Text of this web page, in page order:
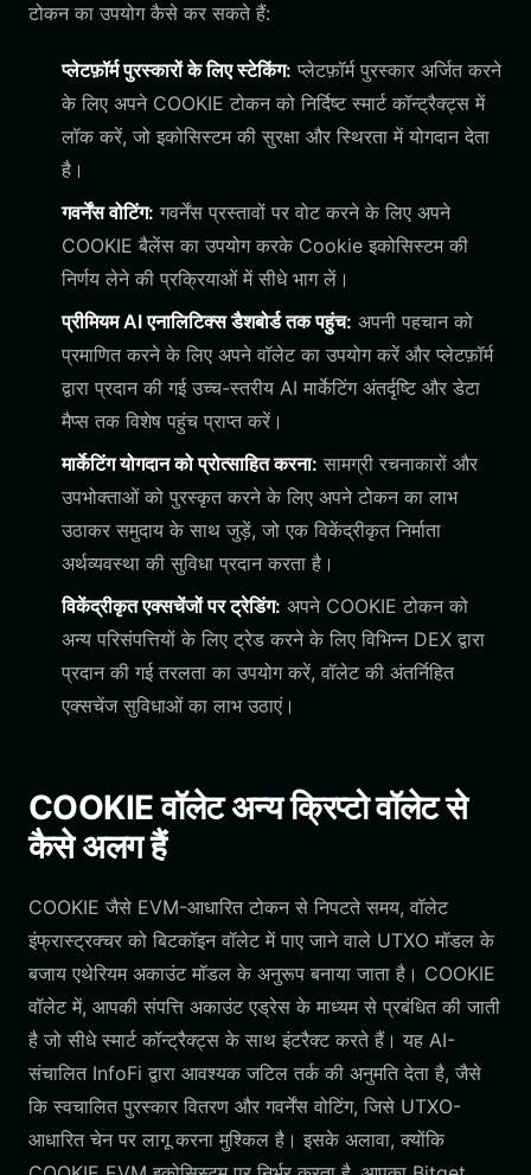
टोकन का उपयोग कैसे कर सकते हैं:
प्लेटफ़ॉर्म पुरस्कारों के लिए स्टेकिंग: प्लेटफ़ॉर्म पुरस्कार अर्जित करने
के लिए अपने COOKIE टोकन को निर्दिष्ट स्मार्ट कॉन्ट्रैक्ट्स में
लॉक करें, जो इकोसिस्टम की सुरक्षा और स्थिरता में योगदान देता
है।
गवर्नेंस वोटिंग: गवर्नेंस प्रस्तावों पर वोट करने के लिए अपने
COOKIE बैलेंस का उपयोग करके Cookie इकोसिस्टम की
निर्णय लेने की प्रक्रियाओं में सीधे भाग लें।
प्रीमियम AI एनालिटिक्स डैशबोर्ड तक पहुंच: अपनी पहचान को
प्रमाणित करने के लिए अपने वॉलेट का उपयोग करें और प्लेटफ़ॉर्म
द्वारा प्रदान की गई उच्च-स्तरीय AI मार्केटिंग अंतर्दृष्टि और डेटा
मैप्स तक विशेष पहुंच प्राप्त करें।
मार्केटिंग योगदान को प्रोत्साहित करना: सामग्री रचनाकारों और
उपभोक्ताओं को पुरस्कृत करने के लिए अपने टोकन का लाभ
उठाकर समुदाय के साथ जुड़ें, जो एक विकेंद्रीकृत निर्माता
अर्थव्यवस्था की सुविधा प्रदान करता है।
विकेंद्रीकृत एक्सचेंजों पर ट्रेडिंग: अपने COOKIE टोकन को
अन्य परिसंपत्तियों के लिए ट्रेड करने के लिए विभिन्न DEX द्वारा
प्रदान की गई तरलता का उपयोग करें, वॉलेट की अंतर्निहित
एक्सचेंज सुविधाओं का लाभ उठाएं।
COOKIE वॉलेट अन्य क्रिप्टो वॉलेट से
कैसे अलग हैं
COOKIE जैसे EVM-आधारित टोकन से निपटते समय, वॉलेट
इंफ्रास्ट्रक्चर को बिटकॉइन वॉलेट में पाए जाने वाले UTXO मॉडल के
बजाय एथेरियम अकाउंट मॉडल के अनुरूप बनाया जाता है। COOKIE
वॉलेट में, आपकी संपत्ति अकाउंट एड्रेस के माध्यम से प्रबंधित की जाती
है जो सीधे स्मार्ट कॉन्ट्रैक्ट्स के साथ इंटरैक्ट करते हैं। यह AI-
संचालित InfoFi द्वारा आवश्यक जटिल तर्क की अनुमति देता है, जैसे
कि स्वचालित पुरस्कार वितरण और गवर्नेंस वोटिंग, जिसे UTXO-
आधारित चेन पर लागू करना मुश्किल है। इसके अलावा, क्योंकि